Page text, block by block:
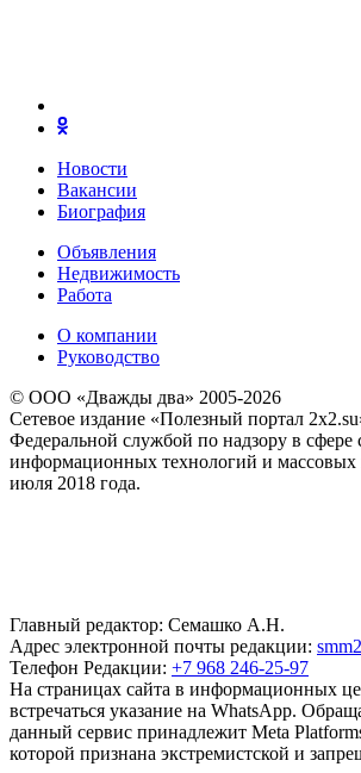
Новости
Вакансии
Биография
Объявления
Недвижимость
Работа
О компании
Руководство
© ООО «Дважды два» 2005-2026
Сетевое издание «Полезный портал
Федеральной службой по надзору в сфере
информационных технологий и
июля 2018 года.
Главный редактор: Семашко А.Н.
Адрес электронной почты редакции:
Телефон Редакции: +7 968 246-25-97
На страницах сайта в информационных
встречаться указание на WhatsApp.
данный сервис принадлежит Meta
которой признана экстремистской и